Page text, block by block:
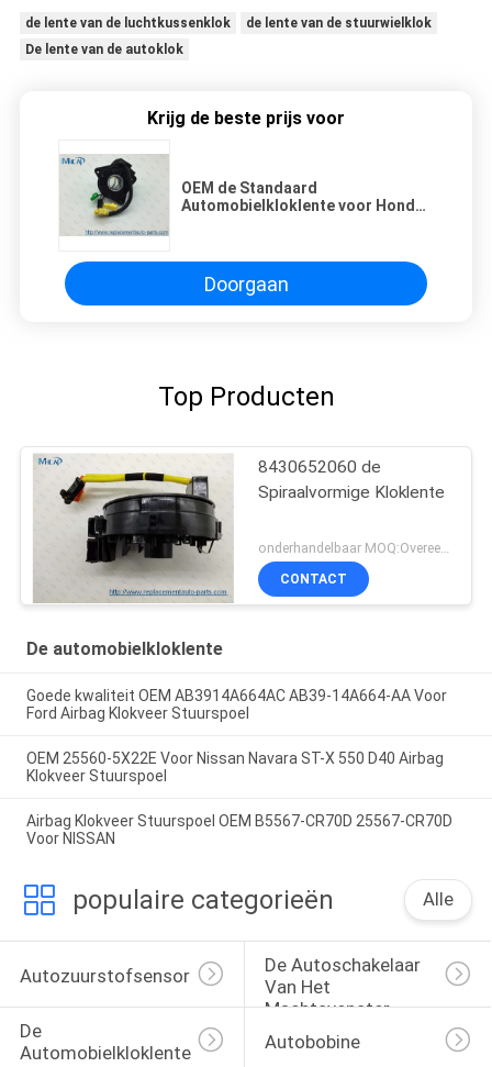
de lente van de luchtkussenklok
de lente van de stuurwielklok
De lente van de autoklok
Krijg de beste prijs voor
OEM de Standaard
Automobielkloklente voor Honda
Doorgaan
Top Producten
8430652060 de
Spiraalvormige Kloklente
onderhandelbaar MOQ:Overeen te komen
CONTACT
De automobielkloklente
Goede kwaliteit OEM AB3914A664AC AB39-14A664-AA Voor
Ford Airbag Klokveer Stuurspoel
OEM 25560-5X22E Voor Nissan Navara ST-X 550 D40 Airbag
Klokveer Stuurspoel
Airbag Klokveer Stuurspoel OEM B5567-CR70D 25567-CR70D
Voor NISSAN
populaire categorieën Alle
Autozuurstofsensor
De Autoschakelaar
Van Het
Machtsvenster
De
Automobielkloklente
Autobobine